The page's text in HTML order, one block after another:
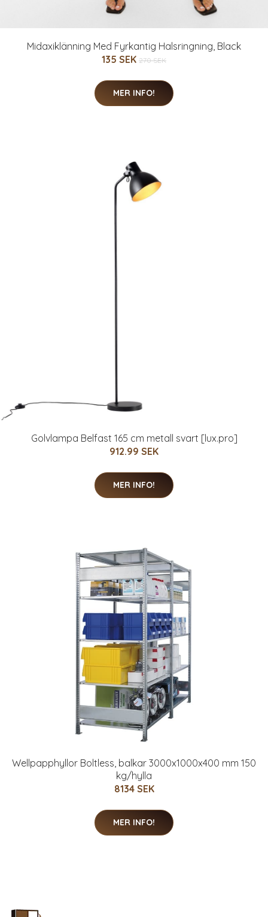
Midaxiklänning Med Fyrkantig Halsringning, Black
135 SEK 270 SEK
MER INFO!
Golvlampa Belfast 165 cm metall svart [lux.pro]
912.99 SEK
MER INFO!
Wellpapphyllor Boltless, balkar 3000x1000x400 mm 150
kg/hylla
8134 SEK
MER INFO!